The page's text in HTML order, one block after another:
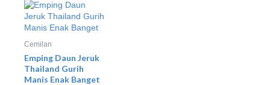
Cemilan
Emping Daun Jeruk
Thailand Gurih
Manis Enak Banget